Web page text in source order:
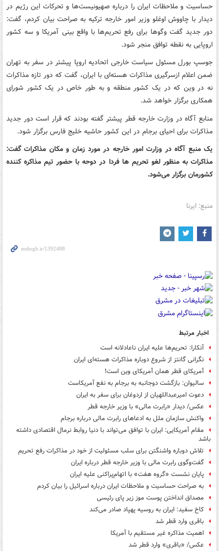
حساسیت و ملاحظات ایران را درباره صهیونیست‌ها و تحرکات این رژیم در
دیدار با چاووش اوغلو وزیر امور خارجه ترکیه به صراحت بیان کردم، گفت:
دور جدید گفت‌ وگوها برای رفع تحریم‌ها با واقع بینی آمریکا و سه کشور
اروپایی به نقطه توافق منجر شود.
جوسپ بورل مسئول سیاست خارجی اتحادیه اروپا پیشتر در سفر به تهران
ضمن اعلام ازسرگیری مذاکرات هسته‌ای با ایران، گفت که دور تازه مذاکرات
نه در وین که در یک کشور منطقه و به طور خاص در یک کشور شورای
همکاری برگزار خواهد شد.
منابع آگاه در وزارت خارجه قطر پیشتر گفته بودند که قرار است دور جدید
مذاکرات برای احیای برجام در این کشور حاشیه خلیج فارس برگزار شود.
یک منبع آگاه در وزارت امور خارجه در مورد زمان و مکان مذاکرات گفت:
مذاکرات به منظور لغو تحریم ها فردا در دوحه با حضور تیم مذاکره کننده
کشورمان برگزار می‌شود.
منبع: ایرنا
اخبار مرتبط
آنکارا: تحریم‌ها علیه ایران ناعادلانه است
نگرانی گانتز از شروع دوباره مذاکرات هسته‌ای ایران
آمریکای قطر همان آمریکای وین است!
سالیوان: بازگشت دوجانبه به برجام به نفع آمریکاست
دعوت امیرعبداللهیان از اردوغان برای سفر به ایران
عکس/ دیدار «رابرت مالی» با وزیر خارجه قطر
واکنش سازمان ملل به ادعاهای رابرت مالی درباره برجام
مقام آمریکایی: ایران با توافق می‌تواند با دنیا روابط نرمال اقتصادی داشته
باشد
تلاش دوباره واشنگتن برای سلب مسئولیت از خود در مذاکرات رفع تحریم
گفت‌وگوی رابرت مالی با وزیر خارجه قطر درباره ایران
پایان نشست «گروه هفت» با اتهام‌پراکنی علیه ایران
به صراحت حساسیت‌ و ملاحظات ایران درباره اسرائیل را بیان کردم
مصداق انداختن پوست موز زیر پای رئیسی
کاخ سفید: ایران به روسیه پهپاد صادر می‌کند
باقری وارد قطر شد
اهمیت مذاکره غیر مستقیم با آمریکا
عکس/ «باقری» وارد قطر شد